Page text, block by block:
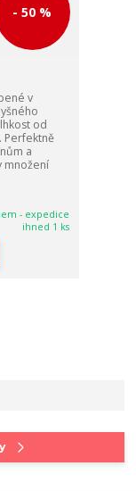
- 50 %
v
od
Perfektně
a
množení
- expedice
ihned 1 ks